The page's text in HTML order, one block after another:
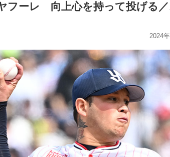
フーレ 向上心を持って投げる
2024